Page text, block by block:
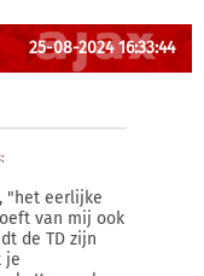
25-08-2024 16:33:44
:
"het eerlijke
van mij ook
de TD zijn
je